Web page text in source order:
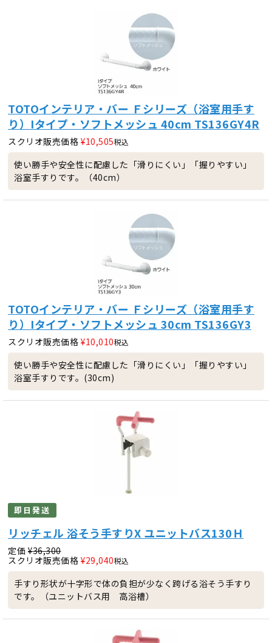
TOTOインテリア・バー Ｆシリーズ（浴室用手す
り）Iタイプ・ソフトメッシュ 40cm TS136GY4R
スクリオ販売価格 ¥10,505税込
使い勝手や安全性に配慮した「滑りにくい」「握りやすい」
浴室手すりです。（40cm）
TOTOインテリア・バー Ｆシリーズ（浴室用手す
り）Iタイプ・ソフトメッシュ 30cm TS136GY3
スクリオ販売価格 ¥10,010税込
使い勝手や安全性に配慮した「滑りにくい」「握りやすい」
浴室手すりです。(30cm)
即日発送
リッチェル 浴そう手すりX ユニットバス130Ｈ
定価 ¥36,300
スクリオ販売価格 ¥29,040税込
手すり形状が十字形で体の負担が少なく跨げる浴そう手すり
です。（ユニットバス用 高浴槽）